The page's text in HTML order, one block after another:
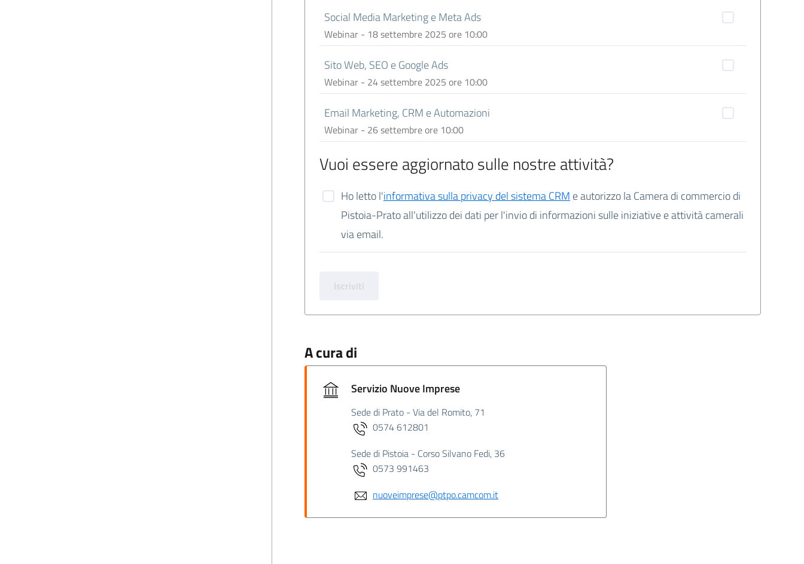
Social Media Marketing e Meta Ads
Webinar - 18 settembre 2025 ore 10:00
Sito Web, SEO e Google Ads
Webinar - 24 settembre 2025 ore 10:00
Email Marketing, CRM e Automazioni
Webinar - 26 settembre ore 10:00
Vuoi essere aggiornato sulle nostre attività?
Ho letto l' informativa sulla privacy del sistema CRM e autorizzo la Camera di commercio di
Pistoia-Prato all'utilizzo dei dati per l'invio di informazioni sulle iniziative e attività camerali
via email.
Iscriviti
A cura di
Servizio Nuove Imprese
Sede di Prato - Via del Romito, 71
0574 612801
Sede di Pistoia - Corso Silvano Fedi, 36
0573 991463
nuoveimprese@ptpo.camcom.it